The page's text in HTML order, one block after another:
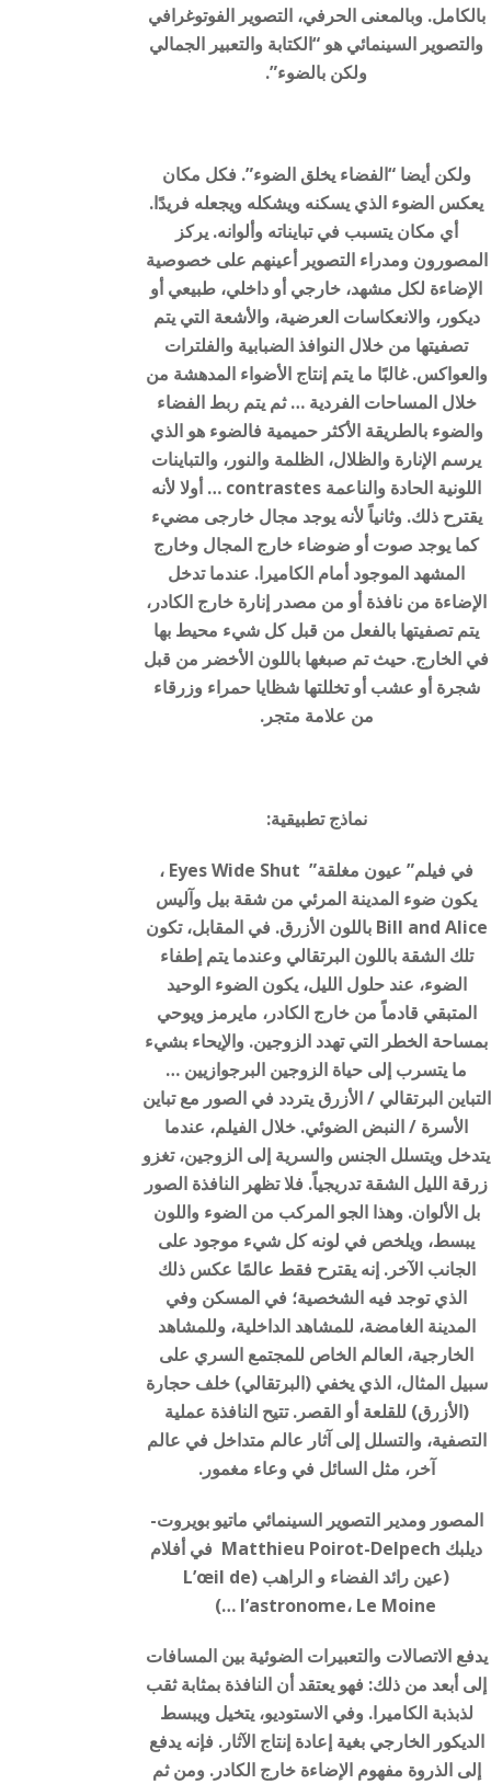
بالكامل. وبالمعنى الحرفي، التصوير الفوتوغرافي
والتصوير السينمائي هو “الكتابة والتعبير الجمالي
ولكن بالضوء”.
ولكن أيضا “الفضاء يخلق الضوء”. فكل مكان
يعكس الضوء الذي يسكنه ويشكله ويجعله فريدًا.
أي مكان يتسبب في تبايناته وألوانه. يركز
المصورون ومدراء التصوير أعينهم على خصوصية
الإضاءة لكل مشهد، خارجي أو داخلي، طبيعي أو
ديكور، والانعكاسات العرضية، والأشعة التي يتم
تصفيتها من خلال النوافذ الضبابية والفلترات
والعواكس. غالبًا ما يتم إنتاج الأضواء المدهشة من
خلال المساحات الفردية … ثم يتم ربط الفضاء
والضوء بالطريقة الأكثر حميمية فالضوء هو الذي
يرسم الإنارة والظلال، الظلمة والنور، والتباينات
اللونية الحادة والناعمة contrastes … أولا لأنه
يقترح ذلك. وثانياً لأنه يوجد مجال خارجى مضيء
كما يوجد صوت أو ضوضاء خارج المجال وخارج
المشهد الموجود أمام الكاميرا. عندما تدخل
الإضاءة من نافذة أو من مصدر إنارة خارج الكادر،
يتم تصفيتها بالفعل من قبل كل شيء محيط بها
في الخارج. حيث تم صبغها باللون الأخضر من قبل
شجرة أو عشب أو تخللتها شظايا حمراء وزرقاء
من علامة متجر.
نماذج تطبيقية:
في فيلم” عيون مغلقة” Eyes Wide Shut ،
يكون ضوء المدينة المرئي من شقة بيل وآليس
Bill and Alice باللون الأزرق. في المقابل، تكون
تلك الشقة باللون البرتقالي وعندما يتم إطفاء
الضوء، عند حلول الليل، يكون الضوء الوحيد
المتبقي قادماً من خارج الكادر، مايرمز ويوحي
بمساحة الخطر التي تهدد الزوجين. والإيحاء بشيء
ما يتسرب إلى حياة الزوجين البرجوازيين …
التباين البرتقالي / الأزرق يتردد في الصور مع تباين
الأسرة / النبض الضوئي. خلال الفيلم، عندما
يتدخل ويتسلل الجنس والسرية إلى الزوجين، تغزو
زرقة الليل الشقة تدريجياً. فلا تظهر النافذة الصور
بل الألوان. وهذا الجو المركب من الضوء واللون
يبسط، ويلخص في لونه كل شيء موجود على
الجانب الآخر. إنه يقترح فقط عالمًا عكس ذلك
الذي توجد فيه الشخصية؛ في المسكن وفي
المدينة الغامضة، للمشاهد الداخلية، وللمشاهد
الخارجية، العالم الخاص للمجتمع السري على
سبيل المثال، الذي يخفي (البرتقالي) خلف حجارة
(الأزرق) للقلعة أو القصر. تتيح النافذة عملية
التصفية، والتسلل إلى آثار عالم متداخل في عالم
آخر، مثل السائل في وعاء مغمور.
المصور ومدير التصوير السينمائي ماتيو بويروت-
ديلبك Matthieu Poirot-Delpech في أفلام
(عين رائد الفضاء و الراهب (L’œil de
l’astronome، Le Moine …)
يدفع الاتصالات والتعبيرات الضوئية بين المسافات
إلى أبعد من ذلك: فهو يعتقد أن النافذة بمثابة ثقب
لذبذبة الكاميرا. وفي الاستوديو، يتخيل ويبسط
الديكور الخارجي بغية إعادة إنتاج الآثار. فإنه يدفع
إلى الذروة مفهوم الإضاءة خارج الكادر. ومن ثم